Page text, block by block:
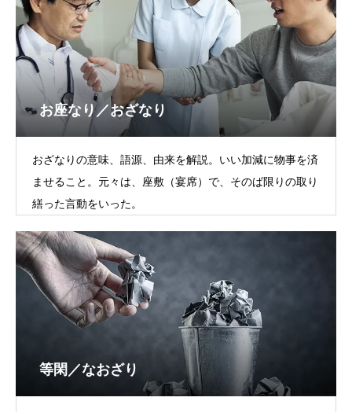
お座なり／おざなり
おざなりの意味、語源、由来を解説。いい加減に物事を済
ませること。元々は、座敷（宴席）で、そのば限りの取り
繕った言動をいった。
等閑／なおざり